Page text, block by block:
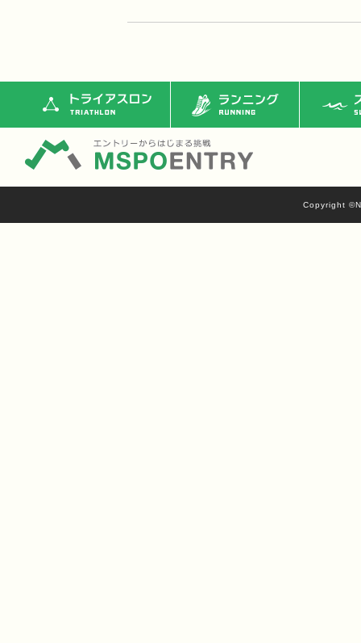
トライアスロン ランニング ス
Copyright